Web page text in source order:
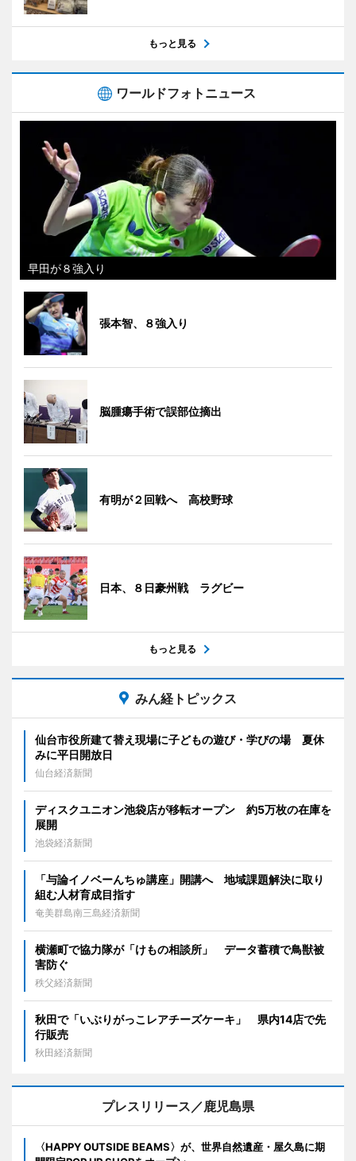
もっと見る
ワールドフォトニュース
早田が８強入り
張本智、８強入り
脳腫瘍手術で誤部位摘出
有明が２回戦へ 高校野球
日本、８日豪州戦 ラグビー
もっと見る
みん経トピックス
仙台市役所建て替え現場に子どもの遊び・学びの場 夏休
みに平日開放日
仙台経済新聞
ディスクユニオン池袋店が移転オープン 約5万枚の在庫を
展開
池袋経済新聞
「与論イノベーんちゅ講座」開講へ 地域課題解決に取り
組む人材育成目指す
奄美群島南三島経済新聞
横瀬町で協力隊が「けもの相談所」 データ蓄積で鳥獣被
害防ぐ
秩父経済新聞
秋田で「いぶりがっこレアチーズケーキ」 県内14店で先
行販売
秋田経済新聞
プレスリリース／鹿児島県
〈HAPPY OUTSIDE BEAMS〉が、世界自然遺産・屋久島に期